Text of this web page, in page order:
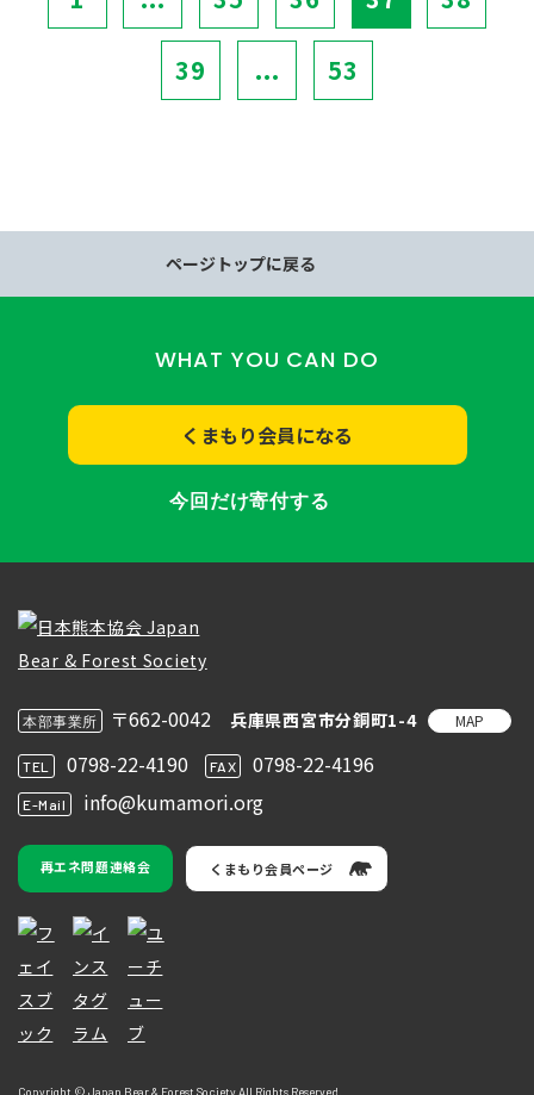
39 ... 53
ページトップに戻る
WHAT YOU CAN DO
くまもり会員になる
今回だけ寄付する
本部事業所 〒662-0042 兵庫県西宮市分銅町1-4 MAP
TEL 0798-22-4190 FAX 0798-22-4196
E-Mail info@kumamori.org
再エネ問題連絡会 くまもり会員ページ
Copyright © Japan Bear & Forest Society All Rights Reserved.